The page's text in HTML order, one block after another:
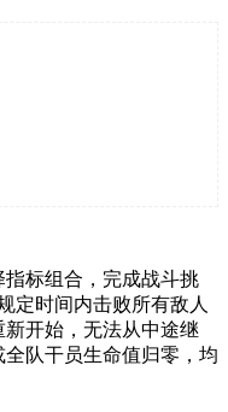
标组合，完成战斗挑
定时间内击败所有敌人
开始，无法从中途继
队干员生命值归零，均